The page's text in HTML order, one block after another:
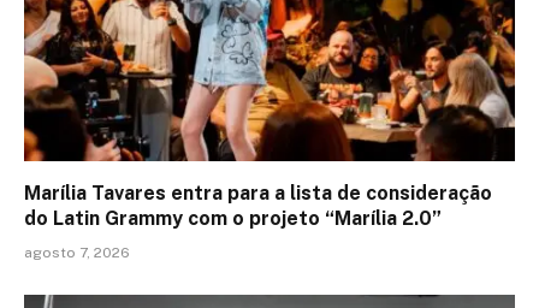
Marília Tavares entra para a lista de consideração
do Latin Grammy com o projeto “Marília 2.0”
agosto 7, 2026